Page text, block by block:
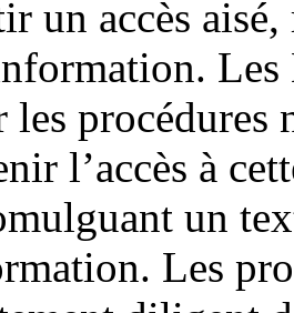
un accès
Les
les procédures
l’accès à
un
Les